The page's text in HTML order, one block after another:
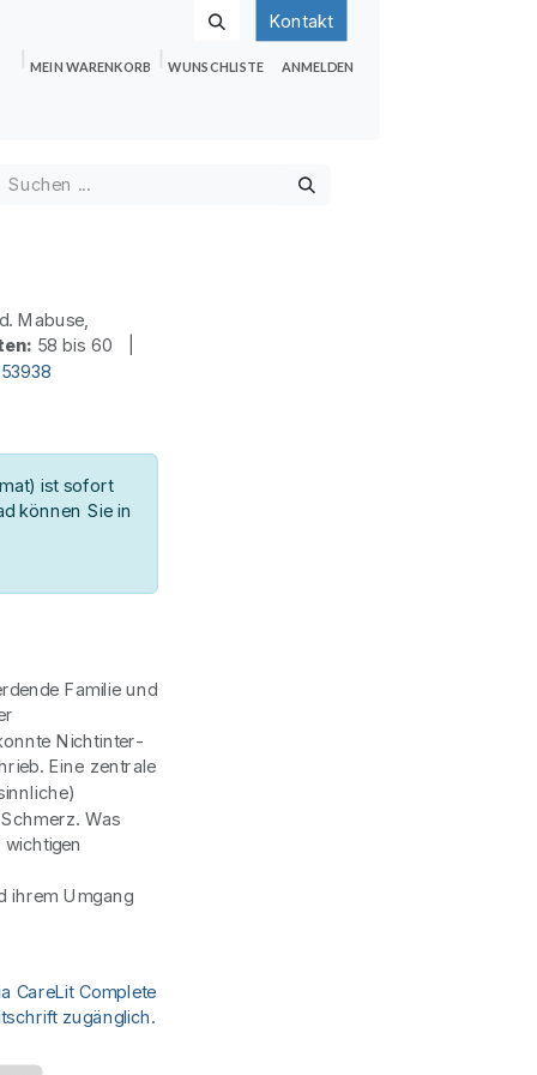
Kontakt
MEIN WARENKORB WUNSCHLISTE ANMELDEN
Mabuse,
58 bis 60 |
ist sofort
können Sie in
Familie und
Nichtinter-
Eine zentrale
Was
ihrem Umgang
CareLit Complete
zugänglich.